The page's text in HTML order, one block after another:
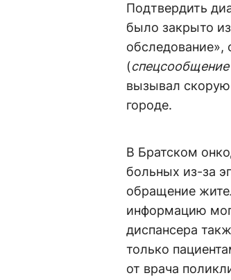
Подтвердить
было закрыто
(
вызывал
городе.
В Братском
больных из-за
обращение
информацию
диспансера
только
от врача